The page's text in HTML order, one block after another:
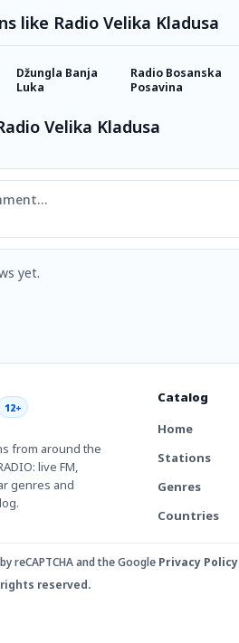
like Radio Velika Kladusa
Džungla Banja
Luka
Radio Bosanska
Posavina
Velika Kladusa
yet.
12+
from around the
live FM,
genres and
Catalog
Home
Stations
Genres
Countries
reCAPTCHA and the Google Privacy Policy
rights reserved.